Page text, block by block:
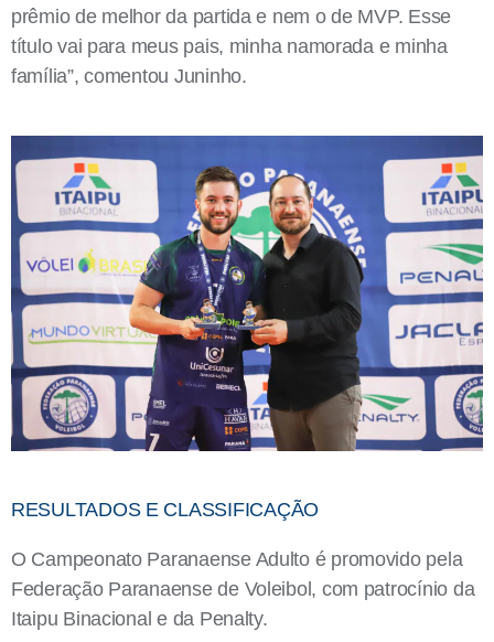
prêmio de melhor da partida e nem o de MVP. Esse
título vai para meus pais, minha namorada e minha
família”, comentou Juninho.
RESULTADOS E CLASSIFICAÇÃO
O Campeonato Paranaense Adulto é promovido pela
Federação Paranaense de Voleibol, com patrocínio da
Itaipu Binacional e da Penalty.